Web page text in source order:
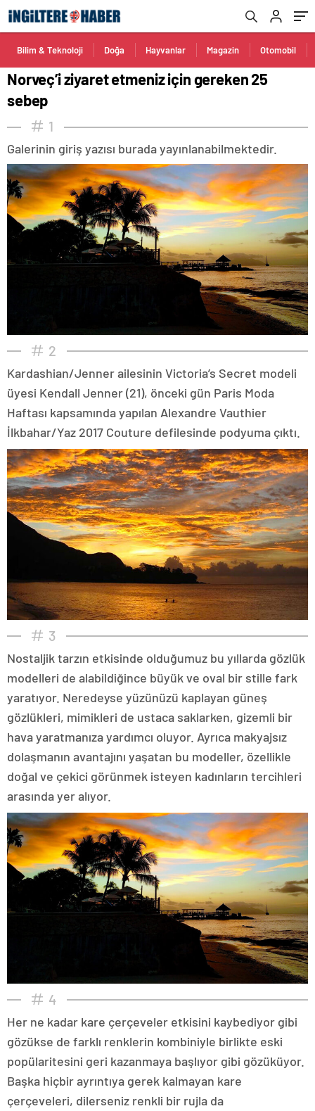
Bilim & Teknoloji Doğa Hayvanlar Magazin Otomobil
Norveç’i ziyaret etmeniz için gereken 25
sebep
1
Galerinin giriş yazısı burada yayınlanabilmektedir.
2
Kardashian/Jenner ailesinin Victoria’s Secret modeli
üyesi Kendall Jenner (21), önceki gün Paris Moda
Haftası kapsamında yapılan Alexandre Vauthier
İlkbahar/Yaz 2017 Couture defilesinde podyuma çıktı.
3
Nostaljik tarzın etkisinde olduğumuz bu yıllarda gözlük
modelleri de alabildiğince büyük ve oval bir stille fark
yaratıyor. Neredeyse yüzünüzü kaplayan güneş
gözlükleri, mimikleri de ustaca saklarken, gizemli bir
hava yaratmanıza yardımcı oluyor. Ayrıca makyajsız
dolaşmanın avantajını yaşatan bu modeller, özellikle
doğal ve çekici görünmek isteyen kadınların tercihleri
arasında yer alıyor.
4
Her ne kadar kare çerçeveler etkisini kaybediyor gibi
gözükse de farklı renklerin kombiniyle birlikte eski
popülaritesini geri kazanmaya başlıyor gibi gözüküyor.
Başka hiçbir ayrıntıya gerek kalmayan kare
çerçeveleri, dilerseniz renkli bir rujla da